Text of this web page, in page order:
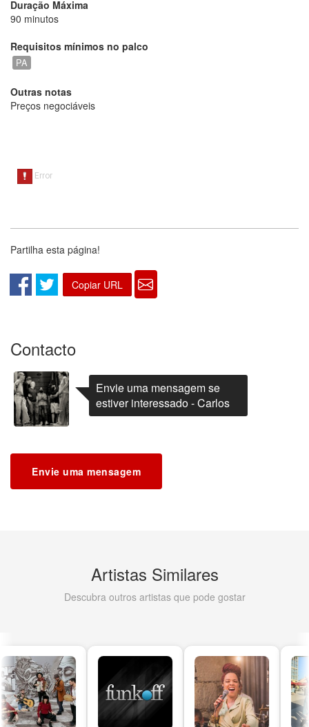
Duração Máxima
90 minutos
Requisitos mínimos no palco
PA
Outras notas
Preços negociáveis
Partilha esta página!
Copiar URL
Contacto
Envie uma mensagem se
estiver interessado - Carlos
Envie uma mensagem
Artistas Similares
Descubra outros artistas que pode gostar